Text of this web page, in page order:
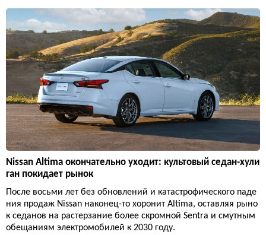
Nissan Altima окончательно уходит: культовый седан-хули
ган покидает рынок
После восьми лет без обновлений и катастрофического паде
ния продаж Nissan наконец-то хоронит Altima, оставляя рыно
к седанов на растерзание более скромной Sentra и смутным
обещаниям электромобилей к 2030 году.